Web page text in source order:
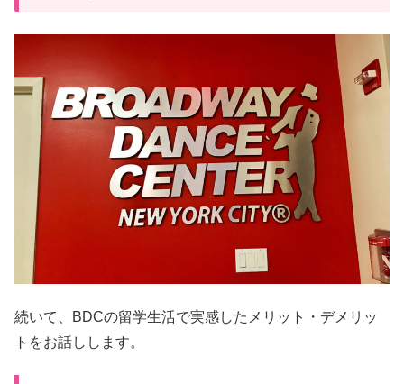
続いて、BDCの留学生活で実感したメリット・デメリッ
トをお話しします。